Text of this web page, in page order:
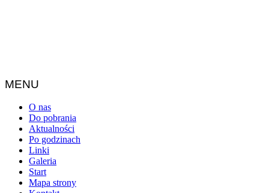
MENU
O nas
Do pobrania
Aktualności
Po godzinach
Linki
Galeria
Start
Mapa strony